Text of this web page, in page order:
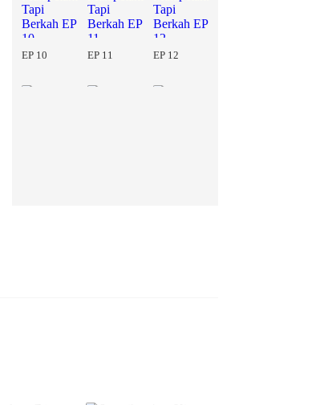
EP 10 EP 11 EP 12